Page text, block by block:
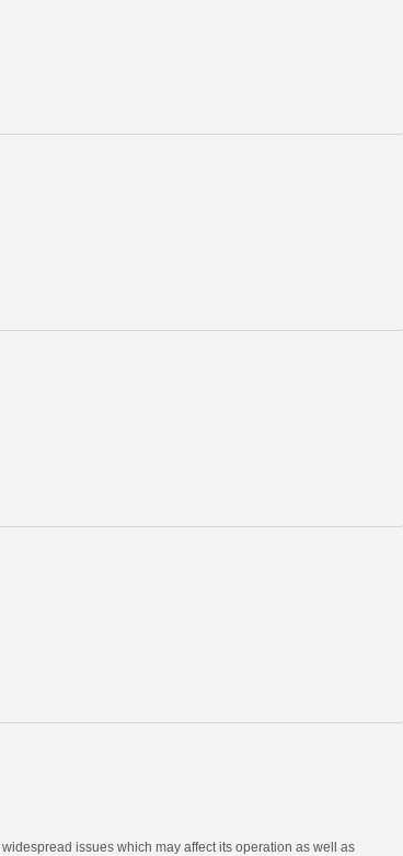
issues which may affect its operation as well as